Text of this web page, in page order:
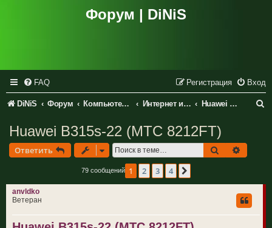
Форум | DiNiS
FAQ Вход
Регистрация
DiNiS Форум Компьютеры и периферия Интернет и сетевое оборудование Huawei Technologies Co., LTD
Huawei B315s-22 (МТС 8212FT)
Ответить Поиск
79 сообщений 1 2 3 4
anvldko
Ветеран